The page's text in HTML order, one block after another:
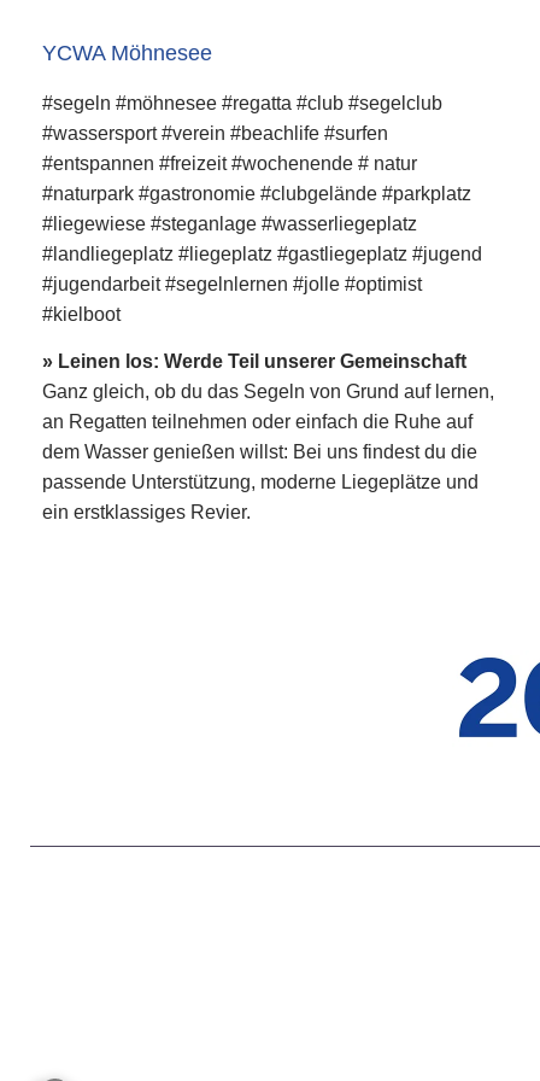
YCWA Möhnesee
#segeln #möhnesee #regatta #club #segelclub
#wassersport #verein #beachlife #surfen
#entspannen #freizeit #wochenende # natur
#naturpark #gastronomie #clubgelände #parkplatz
#liegewiese #steganlage #wasserliegeplatz
#landliegeplatz #liegeplatz #gastliegeplatz #jugend
#jugendarbeit #segelnlernen #jolle #optimist
#kielboot
» Leinen los: Werde Teil unserer Gemeinschaft
Ganz gleich, ob du das Segeln von Grund auf lernen,
an Regatten teilnehmen oder einfach die Ruhe auf
dem Wasser genießen willst: Bei uns findest du die
passende Unterstützung, moderne Liegeplätze und
ein erstklassiges Revier.